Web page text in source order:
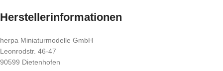
Herstellerinformationen
herpa Miniaturmodelle GmbH
Leonrodstr. 46-47
90599 Dietenhofen